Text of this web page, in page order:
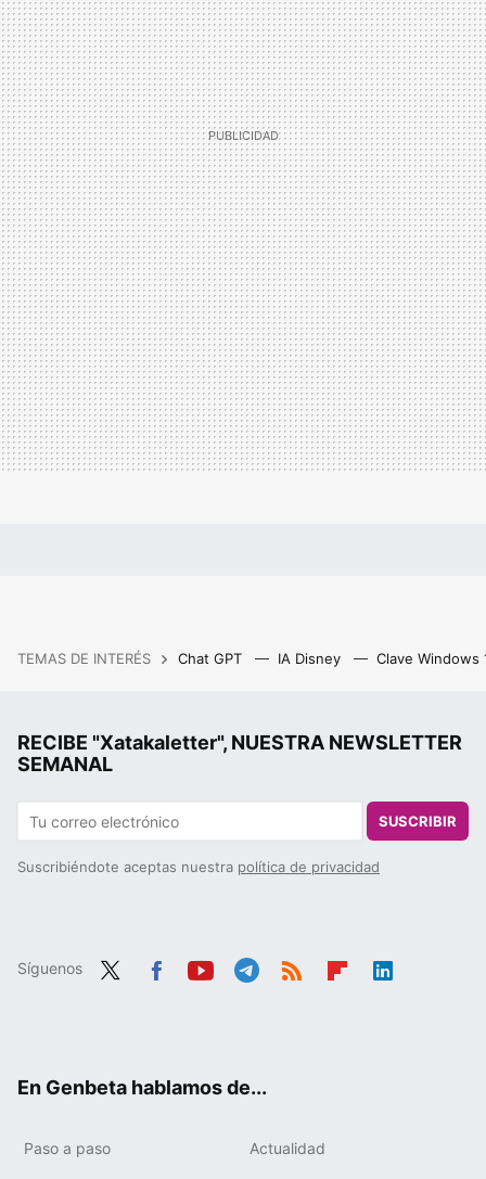
TEMAS DE INTERÉS Chat GPT IA Disney Clave Windows
RECIBE "Xatakaletter", NUESTRA NEWSLETTER
SEMANAL
SUSCRIBIR
Suscribiéndote aceptas nuestra política de privacidad
Síguenos
En Genbeta hablamos de...
Paso a paso Actualidad